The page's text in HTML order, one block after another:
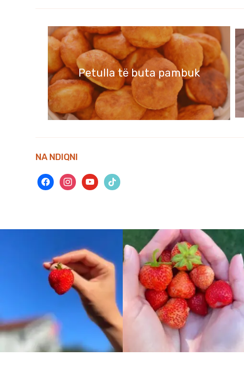
Petulla të buta pambuk
NA NDIQNI
facebookinstagramyoutubetiktok